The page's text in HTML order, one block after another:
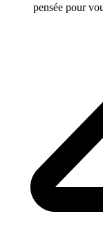
pensée pour